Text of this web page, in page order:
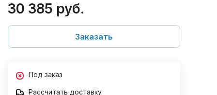
30 385 руб.
Заказать
Под заказ
Рассчитать доставку